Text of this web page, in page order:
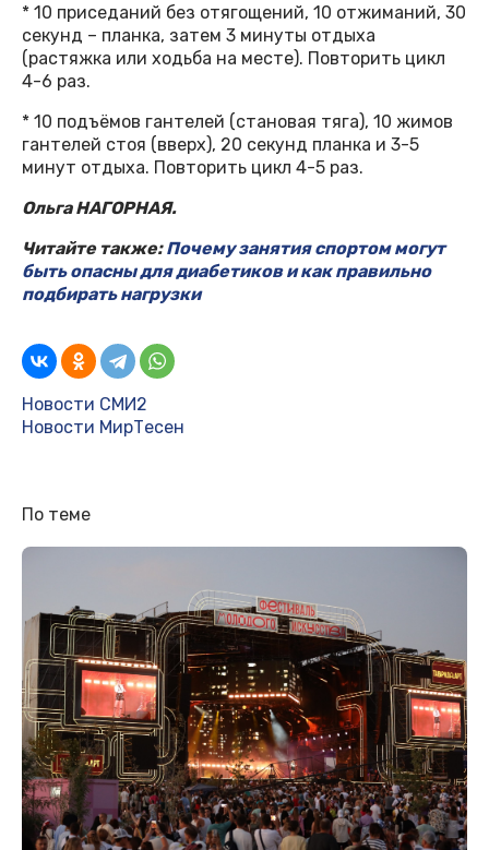
* 10 приседаний без отягощений, 10 отжиманий, 30
секунд – планка, затем 3 минуты отдыха
(растяжка или ходьба на месте). Повторить цикл
4-6 раз.
* 10 подъёмов гантелей (становая тяга), 10 жимов
гантелей стоя (вверх), 20 секунд планка и 3-5
минут отдыха. Повторить цикл 4-5 раз.
Ольга НАГОРНАЯ.
Читайте также:Почему занятия спортом могут
быть опасны для диабетиков и как правильно
подбирать нагрузки
Новости СМИ2
Новости МирТесен
По теме